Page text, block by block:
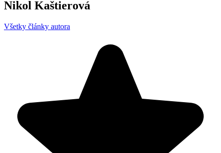
Nikol Kaštierová
Všetky články autora